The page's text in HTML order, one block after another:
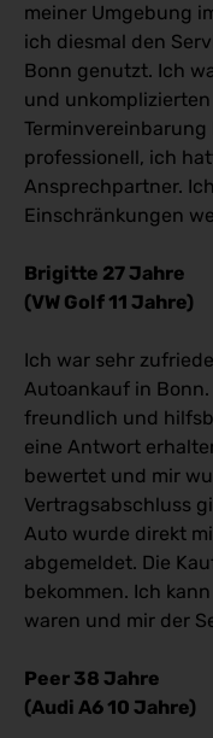
meiner Umgebung
ich diesmal den
Bonn genutzt. Ich
und
professionell, ich
Ansprechpartner.
Einschränkungen
Brigitte 27 Jahre
(VW Golf 11 Jahre)
Ich war sehr
Autoankauf in
freundlich und
eine Antwort
bewertet und mir
Vertragsabschluss
Auto wurde direkt
abgemeldet. Die
bekommen. Ich
waren und mir der
Peer 38 Jahre
(Audi A6 10 Jahre)